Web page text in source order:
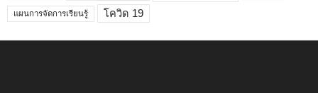
แผนการจัดการเรียนรู้ โควิด 19